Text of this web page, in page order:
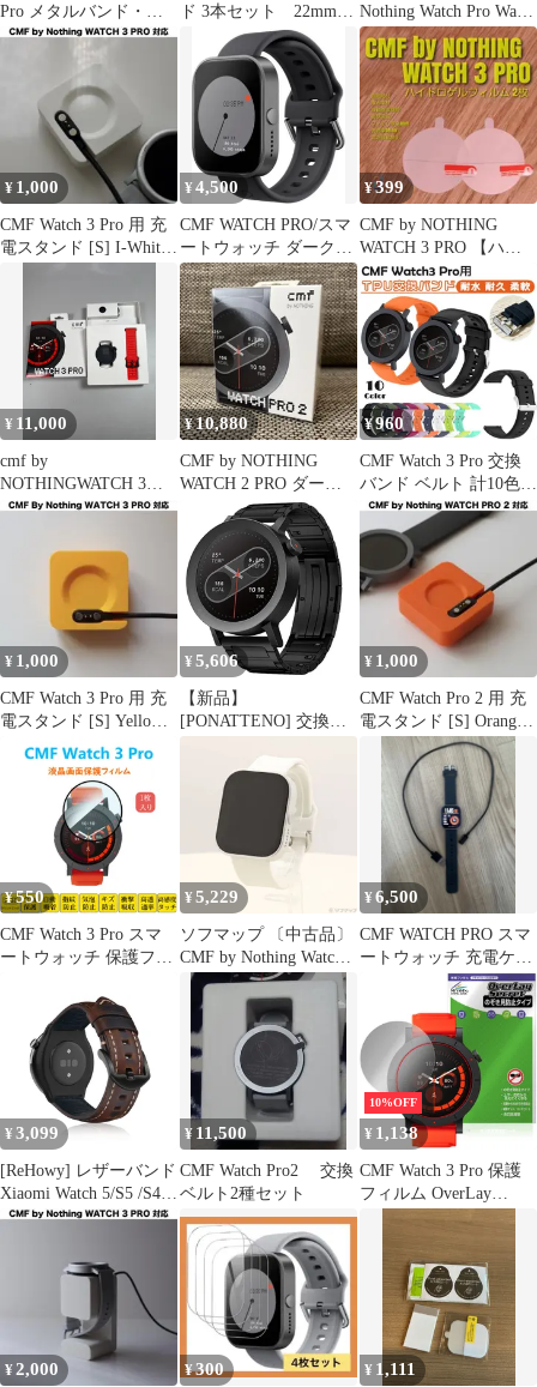
Pro メタルバンド・保
護カバー付き
ド 3本セット 22mm
ミラネーゼバンド
Nothing Watch Pro Watch
2 対応 by スマートウォ
ッチ バンド バンド 磁
気シリコン 時計ベルト
by マグネット スポーツ
Pro/CMF 交換ストラッ
プ 柔らかい 3 防水 長
さ調節 CMF 交換バン
ド
¥ 1,000
CMF Watch 3 Pro 用 充
電スタンド [S] I-White
¥ 4,500
CMF WATCH PRO/スマ
ートウォッチ ダークグ
レー箱なし
¥399
CMF by NOTHING
WATCH 3 PRO 【ハイ
フィルム 2枚】と
¥ 11,000
cmf by
NOTHINGWATCH 3
PRO 本体
¥10,880
CMF by NOTHING
WATCH 2 PRO ダーク
グレー【付属品多数】
¥960
CMF Watch 3 Pro 交換
バンド ベルト 計10色
TPU by Nothing CMF
Watch Pro 2フォーマル
メンズ レディース 予備
アクセサリー 22mm 腕
時計 国内発送 送料無料
¥ 1,000
CMF Watch 3 Pro 用 充
電スタンド [S] Yellow
¥ 5,606
【新品】
[PONATTENO] 交換用
バンド For CMF BY
NOTHING WATCH 3
PRO/WATCH PRO 2スマ
ートウォッチ用バンド
22ｍｍ幅 軽量チタン合
金製 ウォッチバンド ク
イックリリースコマ 長
さ調節可 折りたたみバ
¥ 1,000
CMF Watch Pro 2 用 充
電スタンド [S] Orange
¥550
CMF Watch 3 Pro スマ
ートウォッチ 保護フィ
フルカバー 衝撃吸収 自
動吸着 指紋防止 液晶画
面保護シール スクリー
ンプロテクター 2.5Dラ
ウンドエッジ加工 貼り
付け簡単 貼り直し可能
¥5,229
ソフマップ 〔中古品〕
CMF by Nothing Watch
Pro シルバー【262】
¥6,500
CMF WATCH PRO スマ
ートウォッチ 充電ケー
¥ 3,099
[ReHowy] レザーバンド
Xiaomi Watch 5/S5 /S4
/S4 Sport/S3 /S2 /S1
22mm 交換バンド ビジ
ネス風 ビンテージ シャ
オミウォッチS5 交換ベ
ルト コンパチブル
Xiaomi R
¥ 11,500
CMF Watch Pro2 交換
ベルト2種セット
10%OFF
¥ 1,138
CMF Watch 3 Pro 保護
フィルム OverLay
Secret for スマートウォ
シーフィルター 覗き見
¥2,000 ¥300 ¥ 1,111